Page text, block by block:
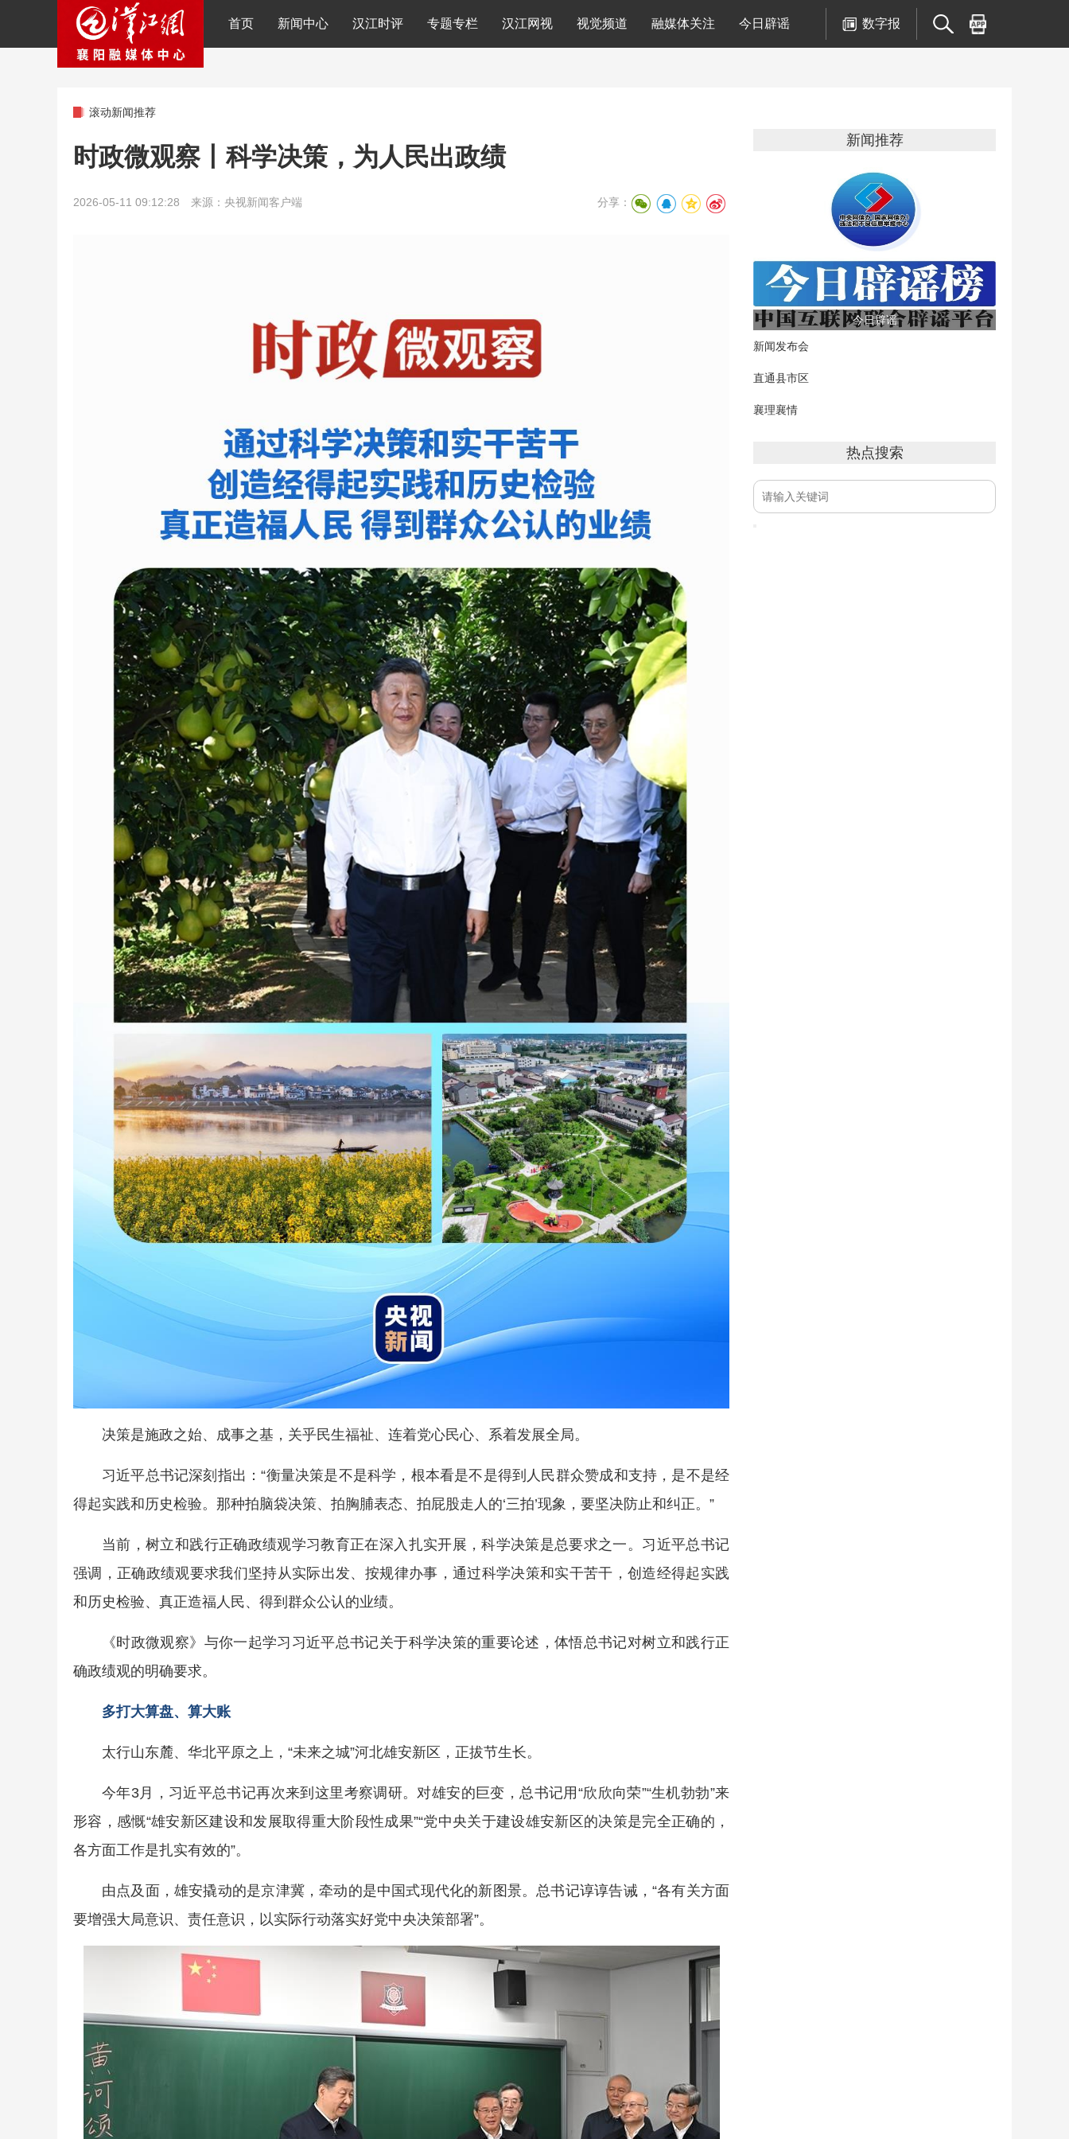
首页 新闻中心 汉江时评 专题专栏 汉江网视 视觉频道 融媒体关注 今日辟谣 数字报
滚动新闻推荐
时政微观察丨科学决策，为人民出政绩
2026-05-11 09:12:28 来源：央视新闻客户端 分享：
决策是施政之始、成事之基，关乎民生福祉、连着党心民心、系着发展全局。
习近平总书记深刻指出：“衡量决策是不是科学，根本看是不是得到人民群众赞成和支持，是不是经
得起实践和历史检验。那种拍脑袋决策、拍胸脯表态、拍屁股走人的‘三拍’现象，要坚决防止和纠正。”
当前，树立和践行正确政绩观学习教育正在深入扎实开展，科学决策是总要求之一。习近平总书记
强调，正确政绩观要求我们坚持从实际出发、按规律办事，通过科学决策和实干苦干，创造经得起实践
和历史检验、真正造福人民、得到群众公认的业绩。
《时政微观察》与你一起学习习近平总书记关于科学决策的重要论述，体悟总书记对树立和践行正
确政绩观的明确要求。
多打大算盘、算大账
太行山东麓、华北平原之上，“未来之城”河北雄安新区，正拔节生长。
今年3月，习近平总书记再次来到这里考察调研。对雄安的巨变，总书记用“欣欣向荣”“生机勃勃”来
形容，感慨“雄安新区建设和发展取得重大阶段性成果”“党中央关于建设雄安新区的决策是完全正确的，
各方面工作是扎实有效的”。
由点及面，雄安撬动的是京津冀，牵动的是中国式现代化的新图景。总书记谆谆告诫，“各有关方面
要增强大局意识、责任意识，以实际行动落实好党中央决策部署”。
新闻推荐
今日辟谣
新闻发布会
直通县市区
襄理襄情
热点搜索